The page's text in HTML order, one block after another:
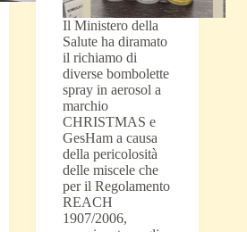
Il Ministero della
Salute ha diramato
il richiamo di
diverse bombolette
spray in aerosol a
marchio
CHRISTMAS e
GesHam a causa
della pericolosità
delle miscele che
per il Regolamento
REACH
1907/2006,